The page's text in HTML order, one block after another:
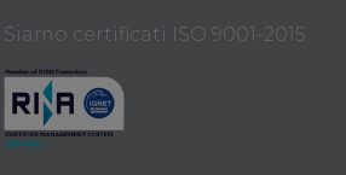
Siamo certificati ISO 9001-2015